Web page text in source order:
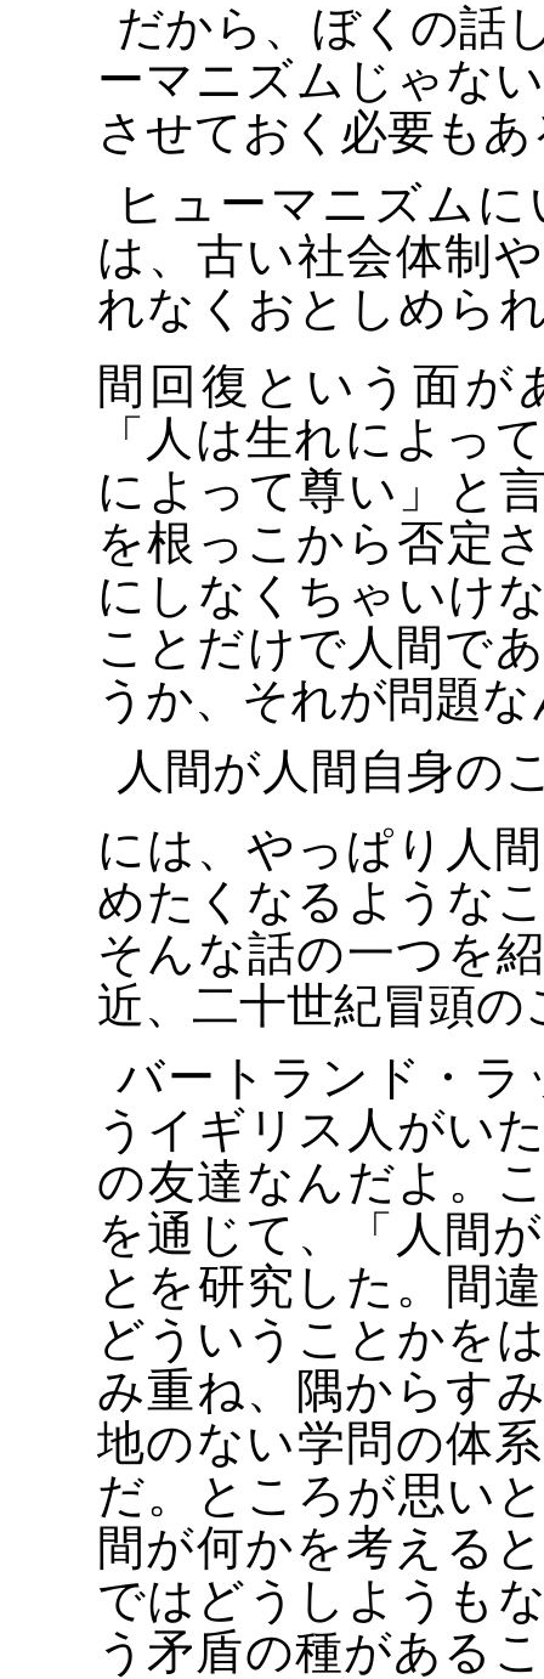
だから、ぼくの話
ーマニズムじゃな
させておく必要も
ヒューマニズム
は、古い社会体制
れなくおとしめら
間回復という面が
「人は生れによっ
によって尊い」と
を根っこから否定
にしなくちゃいけ
ことだけで人間で
うか、それが問題
人間が人間自身の
には、やっぱり人
めたくなるような
そんな話の一つを
近、二十世紀冒頭の
バートランド・ラ
うイギリス人がい
の友達なんだよ。
を通じて、「人間
とを研究した。間
どういうことかを
み重ね、隅からす
地のない学問の体
だ。ところが思い
間が何かを考える
ではどうしようも
う矛盾の種がある